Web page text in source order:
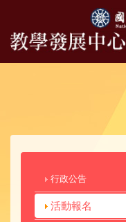
行政公告
活動報名